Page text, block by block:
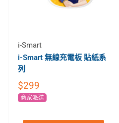
i-Smart
i-Smart 無線充電板 貼紙系
列
$299
商家派送